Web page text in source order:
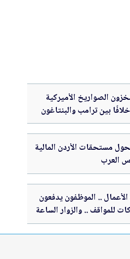
الصواريخ الأميركية
بين ترامب والبنتاغون
مستحقات الأردن المالية
العرب
.. الموظفون يدفعون
للمواقف .. والزوار الساعة